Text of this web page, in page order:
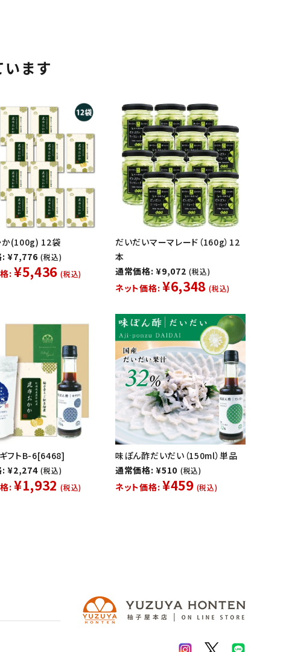
ます
か(100g) 12袋
: ¥7,776 (税込)
: ¥5,436 (税込)
だいだいマーマレード（160g）12
本
通常価格: ¥9,072 (税込)
ネット価格: ¥6,348 (税込)
フトB-6[6468]
: ¥2,274 (税込)
: ¥1,932 (税込)
味ぽん酢だいだい（150ml）単品
通常価格: ¥510 (税込)
ネット価格: ¥459 (税込)